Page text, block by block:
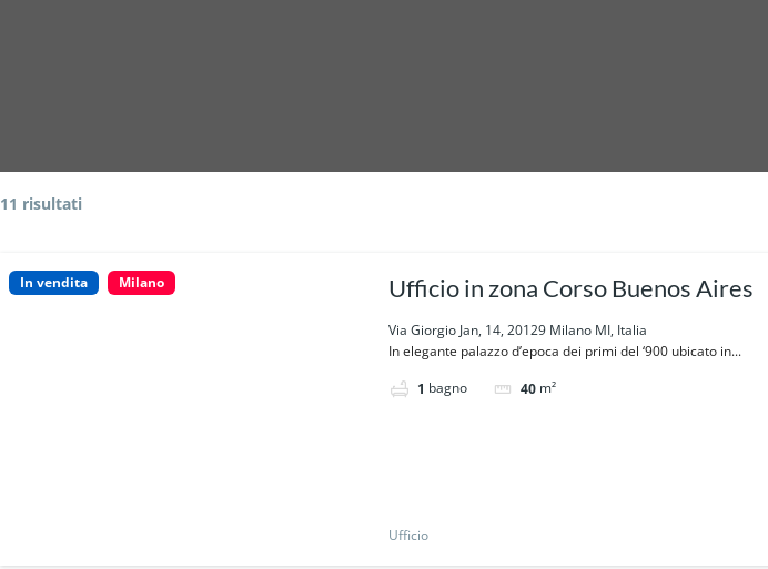
11 risultati
In vendita Milano Ufficio in zona Corso Buenos Aires
Via Giorgio Jan, 14, 20129 Milano MI, Italia
In elegante palazzo d’epoca dei primi del ‘900 ubicato in...
1 bagno 40 m²
Ufficio